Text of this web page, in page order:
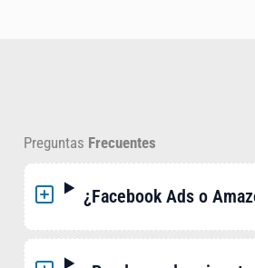
Preguntas Frecuentes
¿Facebook Ads o